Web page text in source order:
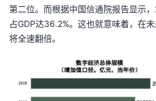
的
程
我
认
的
我
技
支
的
声
第二位。而根据中国信通院报告显示
占GDP达36.2%。这也就意味着，在
将全速翻倍。